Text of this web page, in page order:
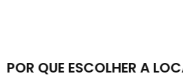
POR QUE ESCOLHER A